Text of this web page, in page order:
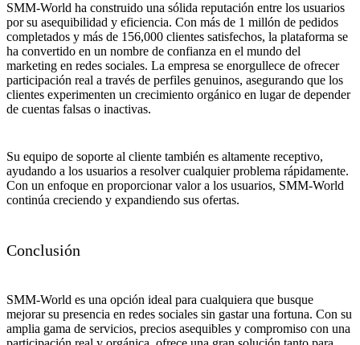
SMM-World ha construido una sólida reputación entre los usuarios
por su asequibilidad y eficiencia. Con más de 1 millón de pedidos
completados y más de 156,000 clientes satisfechos, la plataforma se
ha convertido en un nombre de confianza en el mundo del
marketing en redes sociales. La empresa se enorgullece de ofrecer
participación real a través de perfiles genuinos, asegurando que los
clientes experimenten un crecimiento orgánico en lugar de depender
de cuentas falsas o inactivas.
Su equipo de soporte al cliente también es altamente receptivo,
ayudando a los usuarios a resolver cualquier problema rápidamente.
Con un enfoque en proporcionar valor a los usuarios, SMM-World
continúa creciendo y expandiendo sus ofertas.
Conclusión
SMM-World es una opción ideal para cualquiera que busque
mejorar su presencia en redes sociales sin gastar una fortuna. Con su
amplia gama de servicios, precios asequibles y compromiso con una